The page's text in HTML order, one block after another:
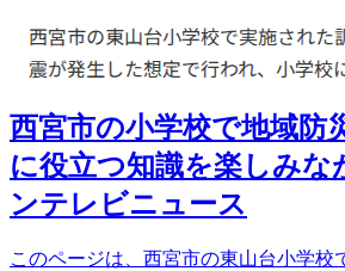
西宮市の小学校で地域防
に役立つ知識を楽しみな
ンテレビニュース
このページは、西宮市の東山台小学校